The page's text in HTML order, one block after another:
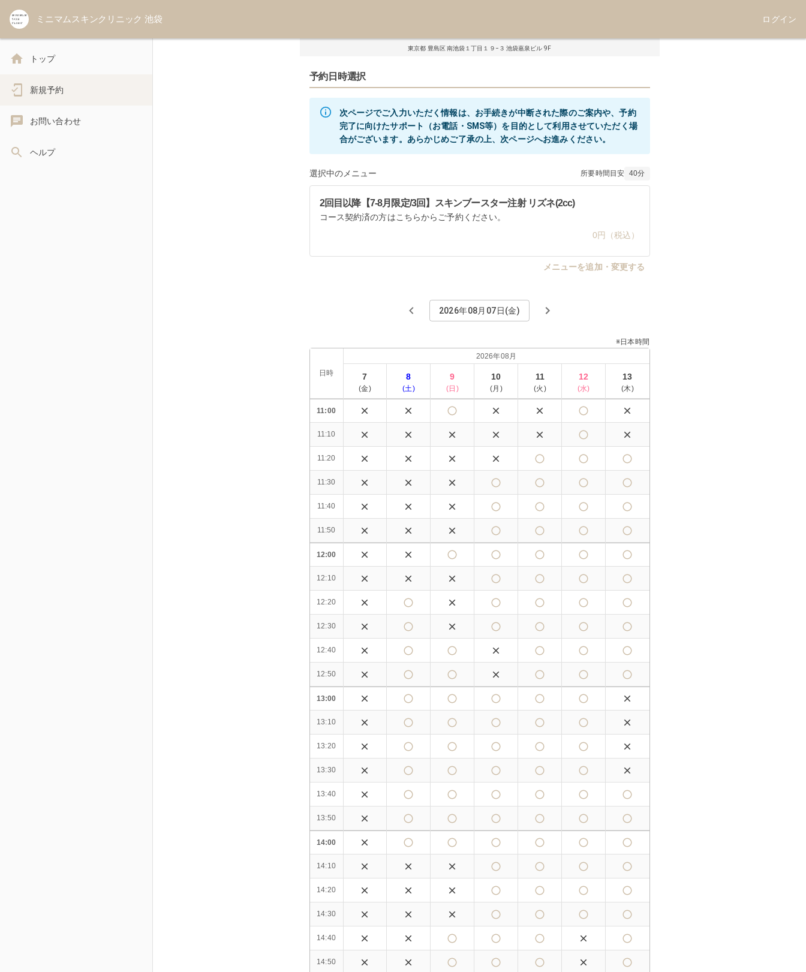
ミニマムスキンクリニック 池袋 ログイン
トップ
新規予約
お問い合わせ
ヘルプ
東京都 豊島区 南池袋１丁目１９−３ 池袋嘉泉ビル 9F
予約日時選択
次ページでご入力いただく情報は、お手続きが中断された際のご案内や、予約
完了に向けたサポート（お電話・SMS等）を目的として利用させていただく場
選択中のメニュー 所要時間目安 40分
2回目以降【7-8月限定/3回】スキンブースター注射 リズネ(2cc)
コース契約済の方はこちらからご予約ください。
0円（税込）
メニューを追加・変更する
2026年08月07日(金)
※日本時間
日時
2026年08月
7
(金)
8
(土)
9
(日 )
10
(月 )
11
(火 )
12
(水)
13
(木)
11:00
11:10
11:20
11:30
11:40
11:50
12:00
12:10
12:20
12:30
12:40
12:50
13:00
13:10
13:20
13:30
13:40
13:50
14:00
14:10
14:20
14:30
14:40
14:50